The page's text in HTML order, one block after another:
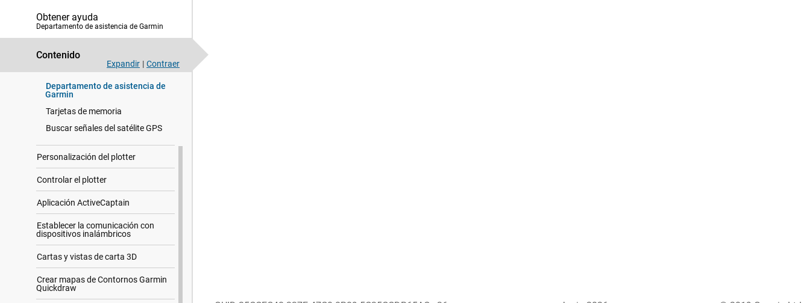
Obtener ayuda
Departamento de asistencia de Garmin
Contenido
Expandir | Contraer
Sugerencias y accesos directos
(modelos de caja negra)
plotter
Acceder a los manuales en la web
Departamento de asistencia de
Garmin
Tarjetas de memoria
Buscar señales del satélite GPS
Personalización del plotter
Controlar el plotter
Aplicación ActiveCaptain
Establecer la comunicación con
dispositivos inalámbricos
Cartas y vistas de carta 3D
Crear mapas de Contornos Garmin
Quickdraw